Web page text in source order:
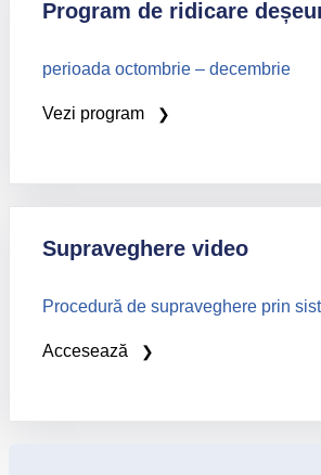
Program de ridicare
perioada octombrie – decembrie
Vezi program
Supraveghere video
Procedură de supraveghere prin
Accesează